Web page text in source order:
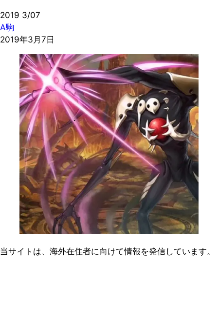
2019 3/07
A駒
2019年3月7日
当サイトは、海外在住者に向けて情報を発信しています。